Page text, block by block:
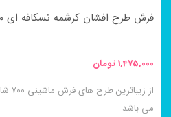
صفحه
انتخاب
شوند
فرش طرح افشان کرشمه نسکافه ای ۷۰۰ شانه کاشان
1,475,000تومان
از
می باشد